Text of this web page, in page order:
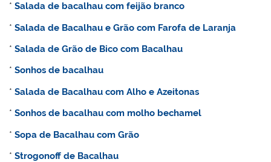
*Salada de bacalhau com feijão branco
*Salada de Bacalhau e Grão com Farofa de Laranja
*Salada de Grão de Bico com Bacalhau
*Sonhos de bacalhau
*Salada de Bacalhau com Alho e Azeitonas
*Sonhos de bacalhau com molho bechamel
*Sopa de Bacalhau com Grão
*Strogonoff de Bacalhau